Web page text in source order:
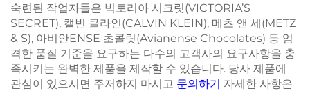
숙련된 작업자들은 빅토리아 시크릿(VICTORIA’S
SECRET), 캘빈 클라인(CALVIN KLEIN), 메츠 앤 세(METZ
& S), 아비안ENSE 초콜릿(Avianense Chocolates) 등 엄
격한 품질 기준을 요구하는 다수의 고객사의 요구사항을 충
족시키는 완벽한 제품을 제작할 수 있습니다. 당사 제품에
관심이 있으시면 주저하지 마시고 문의하기 자세한 사항은